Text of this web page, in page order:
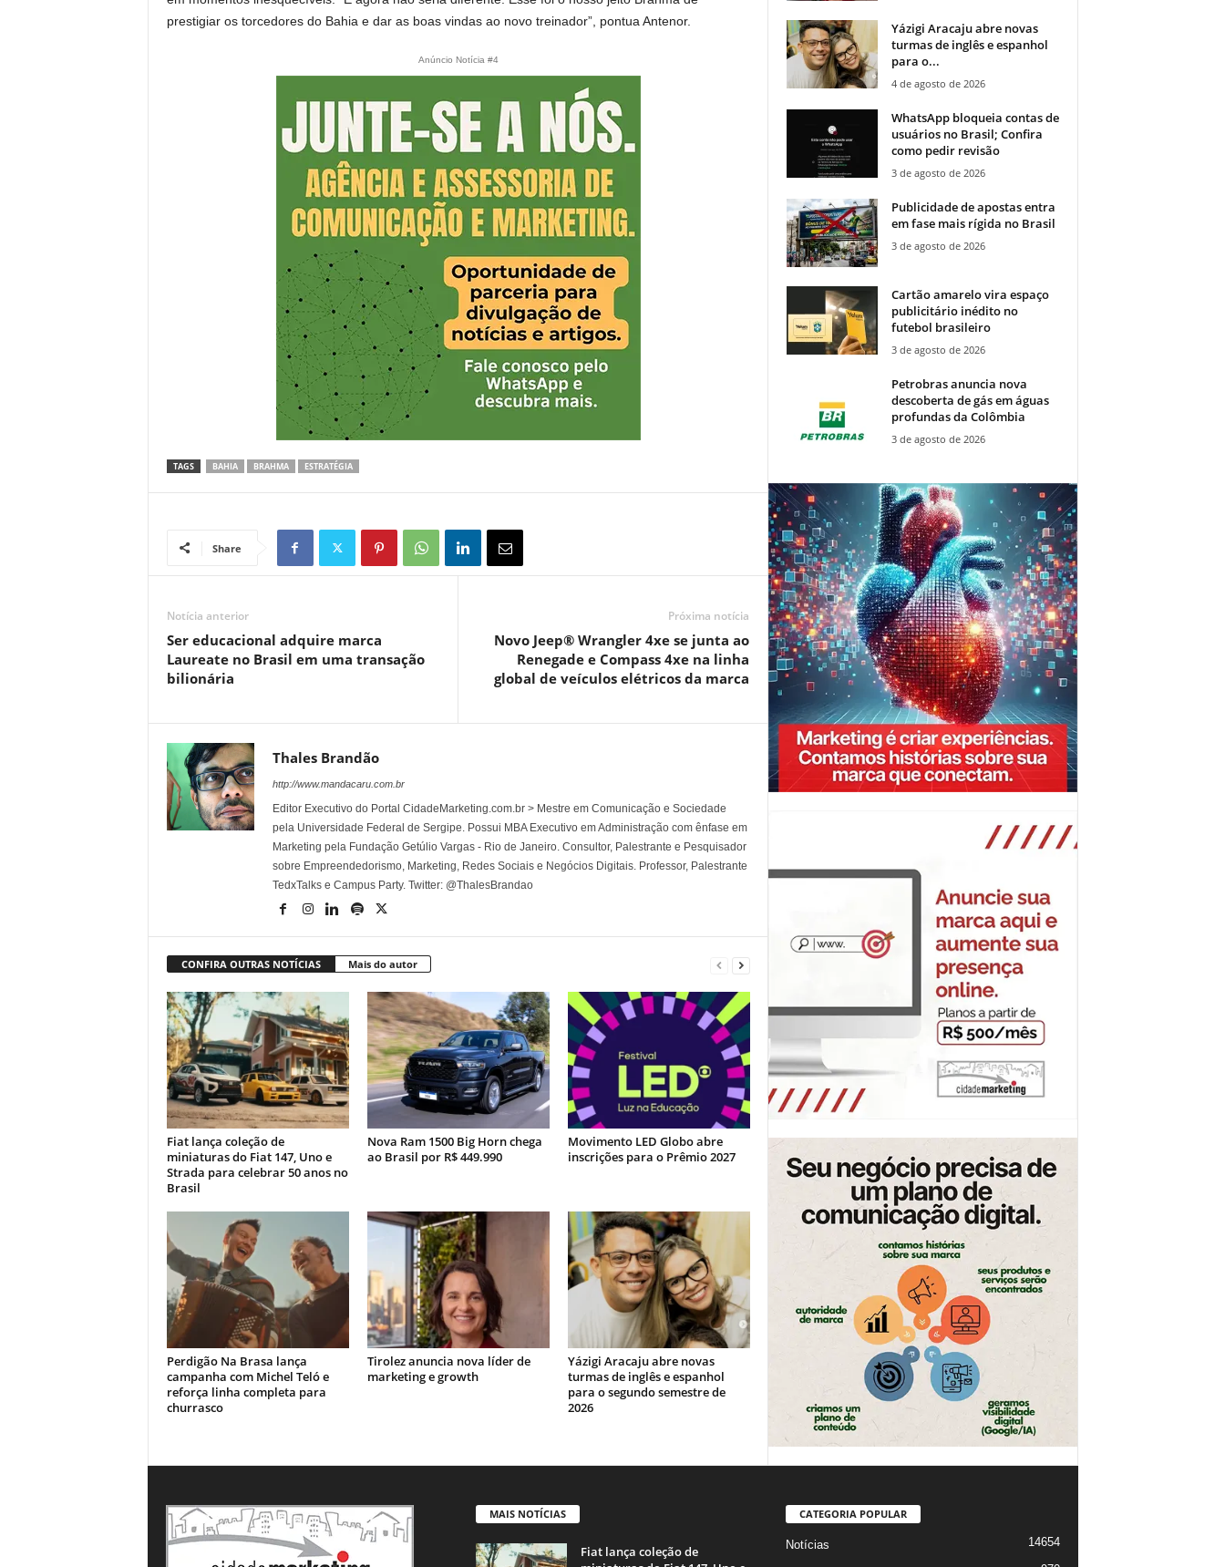
prestigiar os torcedores do Bahia e dar as boas vindas ao novo treinador”, pontua Antenor.
Anúncio Notícia #4
TAGS BAHIA BRAHMA ESTRATÉGIA
Share
Notícia anterior
Ser educacional adquire marca
Laureate no Brasil em uma transação
bilionária
Próxima notícia
Novo Jeep® Wrangler 4xe se junta ao
Renegade e Compass 4xe na linha
global de veículos elétricos da marca
Thales Brandão
http://www.mandacaru.com.br
Editor Executivo do Portal CidadeMarketing.com.br > Mestre em Comunicação e Sociedade
pela Universidade Federal de Sergipe. Possui MBA Executivo em Administração com ênfase em
Marketing pela Fundação Getúlio Vargas - Rio de Janeiro. Consultor, Palestrante e Pesquisador
sobre Empreendedorismo, Marketing, Redes Sociais e Negócios Digitais. Professor, Palestrante
TedxTalks e Campus Party. Twitter: @ThalesBrandao
CONFIRA OUTRAS NOTÍCIAS Mais do autor
Fiat lança coleção de
miniaturas do Fiat 147, Uno e
Strada para celebrar 50 anos no
Brasil
Nova Ram 1500 Big Horn chega
ao Brasil por R$ 449.990
Movimento LED Globo abre
inscrições para o Prêmio 2027
Perdigão Na Brasa lança
campanha com Michel Teló e
reforça linha completa para
churrasco
Tirolez anuncia nova líder de
marketing e growth
Yázigi Aracaju abre novas
turmas de inglês e espanhol
para o segundo semestre de
2026
Yázigi Aracaju abre novas
turmas de inglês e espanhol
para o...
4 de agosto de 2026
WhatsApp bloqueia contas de
usuários no Brasil; Confira
como pedir revisão
3 de agosto de 2026
Publicidade de apostas entra
em fase mais rígida no Brasil
3 de agosto de 2026
Cartão amarelo vira espaço
publicitário inédito no
futebol brasileiro
3 de agosto de 2026
Petrobras anuncia nova
descoberta de gás em águas
profundas da Colômbia
3 de agosto de 2026
MAIS NOTÍCIAS
Fiat lança coleção de
CATEGORIA POPULAR
Notícias 14654